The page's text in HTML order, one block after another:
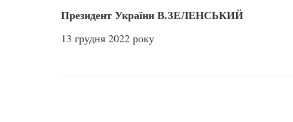
Президент України В.ЗЕЛЕНСЬКИЙ
13 грудня 2022 року